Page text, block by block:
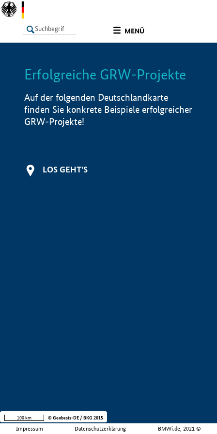
MENÜ
LISTE Info
Erfolgreiche GRW-Projekte
Auf der folgenden Deutschlandkarte
finden Sie konkrete Beispiele erfolgreicher
GRW-Projekte!
LOS GEHT'S
Impressum Datenschutzerklärung BMWi.de, 2021 ©
100 km © Geobasis-DE / BKG 2015